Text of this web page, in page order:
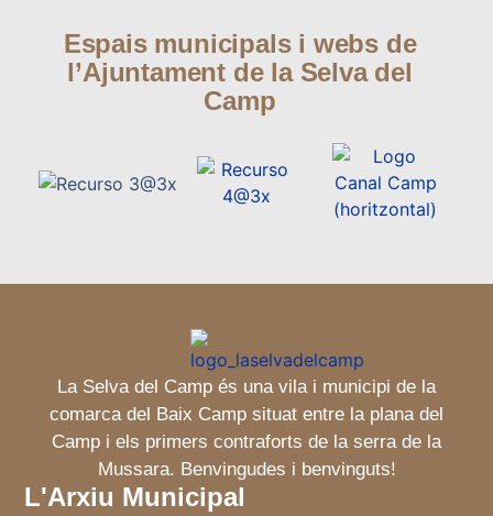
Espais municipals i webs de
l’Ajuntament de la Selva del
Camp
La Selva del Camp és una vila i municipi de la
comarca del Baix Camp situat entre la plana del
Camp i els primers contraforts de la serra de la
Mussara. Benvingudes i benvinguts!
L'Arxiu Municipal